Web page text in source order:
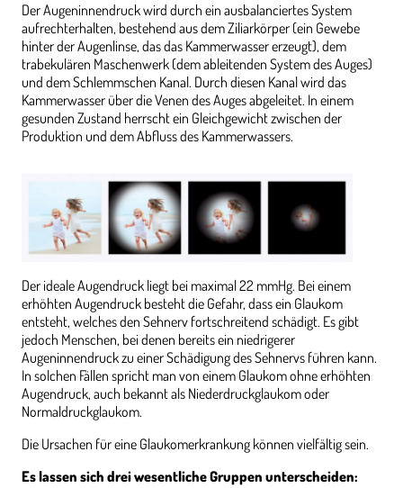
Der Augeninnendruck wird durch ein ausbalanciertes System
aufrechterhalten, bestehend aus dem Ziliarkörper (ein Gewebe
hinter der Augenlinse, das das Kammerwasser erzeugt), dem
trabekulären Maschenwerk (dem ableitenden System des Auges)
und dem Schlemmschen Kanal. Durch diesen Kanal wird das
Kammerwasser über die Venen des Auges abgeleitet. In einem
gesunden Zustand herrscht ein Gleichgewicht zwischen der
Produktion und dem Abfluss des Kammerwassers.
Der ideale Augendruck liegt bei maximal 22 mmHg. Bei einem
erhöhten Augendruck besteht die Gefahr, dass ein Glaukom
entsteht, welches den Sehnerv fortschreitend schädigt. Es gibt
jedoch Menschen, bei denen bereits ein niedrigerer
Augeninnendruck zu einer Schädigung des Sehnervs führen kann.
In solchen Fällen spricht man von einem Glaukom ohne erhöhten
Augendruck, auch bekannt als Niederdruckglaukom oder
Normaldruckglaukom.
Die Ursachen für eine Glaukomerkrankung können vielfältig sein.
Es lassen sich drei wesentliche Gruppen unterscheiden: